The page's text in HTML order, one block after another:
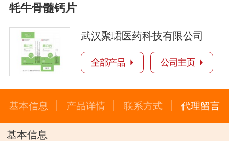
牦牛骨髓钙片
武汉聚珺医药科技有限公司
基本信息 产品详情 联系方式 代理留言
基本信息